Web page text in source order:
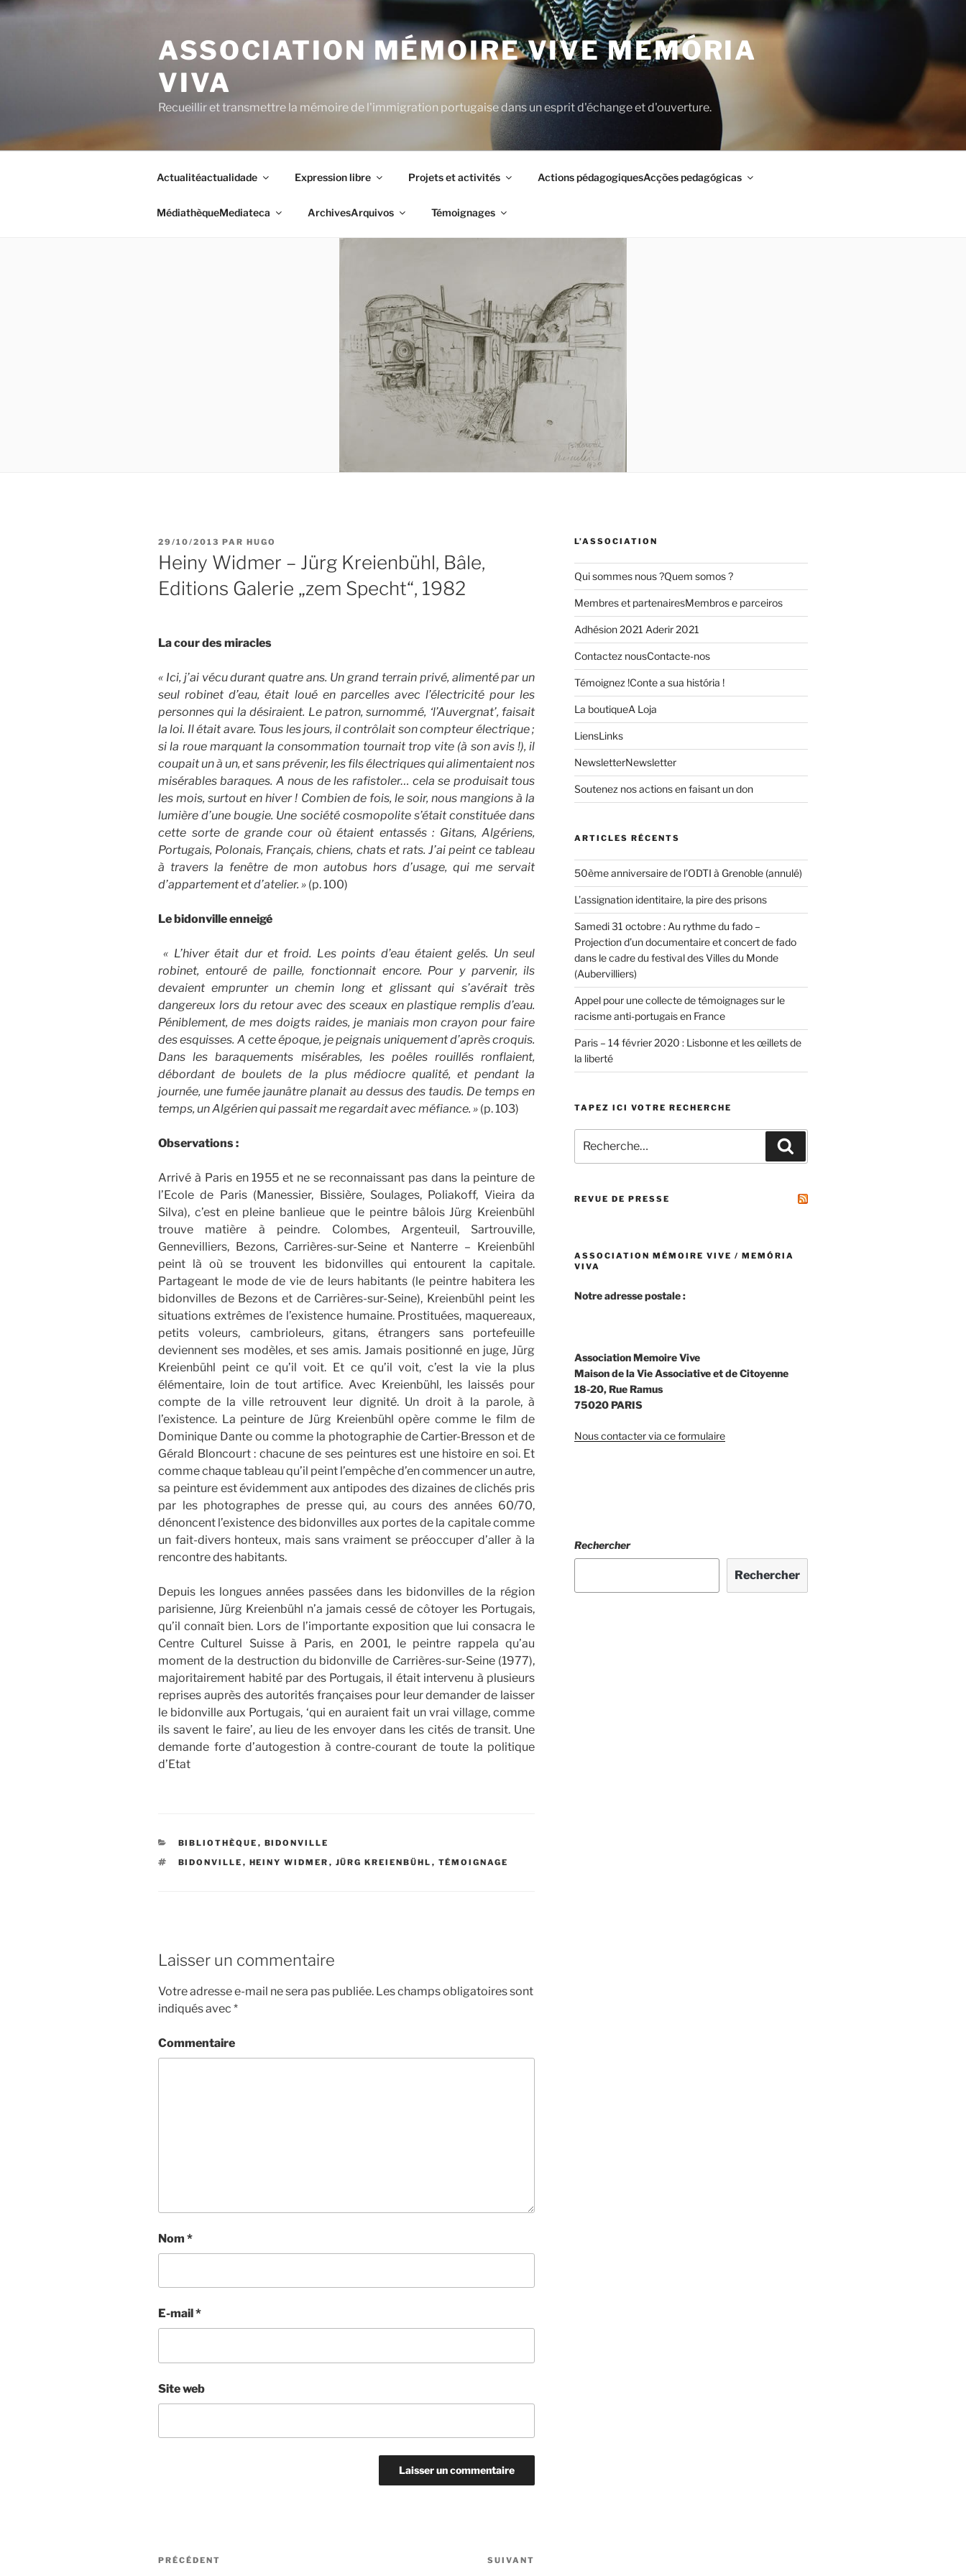
Aller
ASSOCIATION MÉMOIRE VIVE MEMÓRIA
VIVA
Recueillir et transmettre la mémoire de l'immigration portugaise dans un esprit d'échange et d'ouverture.
Actualitéactualidade Expression libre Projets et activités Actions pédagogiques​Acções pedagógicas​
MédiathèqueMediateca ArchivesArquivos Témoignages
PUBLIÉ
LE
29/10/2013 PAR HUGO
Heiny Widmer – Jürg Kreienbühl, Bâle,
Editions Galerie „zem Specht“, 1982
La cour des miracles
« Ici, j’ai vécu durant quatre ans. Un grand terrain privé, alimenté par un
seul robinet d’eau, était loué en parcelles avec l’électricité pour les
personnes qui la désiraient. Le patron, surnommé, ‘l’Auvergnat’, faisait
la loi. Il était avare. Tous les jours, il contrôlait son compteur électrique ;
si la roue marquant la consommation tournait trop vite (à son avis !), il
coupait un à un, et sans prévenir, les fils électriques qui alimentaient nos
misérables baraques. A nous de les rafistoler… cela se produisait tous
les mois, surtout en hiver ! Combien de fois, le soir, nous mangions à la
lumière d’une bougie. Une société cosmopolite s’était constituée dans
cette sorte de grande cour où étaient entassés : Gitans, Algériens,
Portugais, Polonais, Français, chiens, chats et rats. J’ai peint ce tableau
à travers la fenêtre de mon autobus hors d’usage, qui me servait
d’appartement et d’atelier. » (p. 100)
Le bidonville enneigé
« L’hiver était dur et froid. Les points d’eau étaient gelés. Un seul
robinet, entouré de paille, fonctionnait encore. Pour y parvenir, ils
devaient emprunter un chemin long et glissant qui s’avérait très
dangereux lors du retour avec des sceaux en plastique remplis d’eau.
Péniblement, de mes doigts raides, je maniais mon crayon pour faire
des esquisses. A cette époque, je peignais uniquement d’après croquis.
Dans les baraquements misérables, les poêles rouillés ronflaient,
débordant de boulets de la plus médiocre qualité, et pendant la
journée, une fumée jaunâtre planait au dessus des taudis. De temps en
temps, un Algérien qui passait me regardait avec méfiance. » (p. 103)
Observations :
Arrivé à Paris en 1955 et ne se reconnaissant pas dans la peinture de
l’Ecole de Paris (Manessier, Bissière, Soulages, Poliakoff, Vieira da
Silva), c’est en pleine banlieue que le peintre bâlois Jürg Kreienbühl
trouve matière à peindre. Colombes, Argenteuil, Sartrouville,
Gennevilliers, Bezons, Carrières-sur-Seine et Nanterre – Kreienbühl
peint là où se trouvent les bidonvilles qui entourent la capitale.
Partageant le mode de vie de leurs habitants (le peintre habitera les
bidonvilles de Bezons et de Carrières-sur-Seine), Kreienbühl peint les
situations extrêmes de l’existence humaine. Prostituées, maquereaux,
petits voleurs, cambrioleurs, gitans, étrangers sans portefeuille
deviennent ses modèles, et ses amis. Jamais positionné en juge, Jürg
Kreienbühl peint ce qu’il voit. Et ce qu’il voit, c’est la vie la plus
élémentaire, loin de tout artifice. Avec Kreienbühl, les laissés pour
compte de la ville retrouvent leur dignité. Un droit à la parole, à
l’existence. La peinture de Jürg Kreienbühl opère comme le film de
Dominique Dante ou comme la photographie de Cartier-Bresson et de
Gérald Bloncourt : chacune de ses peintures est une histoire en soi. Et
comme chaque tableau qu’il peint l’empêche d’en commencer un autre,
sa peinture est évidemment aux antipodes des dizaines de clichés pris
par les photographes de presse qui, au cours des années 60/70,
dénoncent l’existence des bidonvilles aux portes de la capitale comme
un fait-divers honteux, mais sans vraiment se préoccuper d’aller à la
rencontre des habitants.
Depuis les longues années passées dans les bidonvilles de la région
parisienne, Jürg Kreienbühl n’a jamais cessé de côtoyer les Portugais,
qu’il connaît bien. Lors de l’importante exposition que lui consacra le
Centre Culturel Suisse à Paris, en 2001, le peintre rappela qu’au
moment de la destruction du bidonville de Carrières-sur-Seine (1977),
majoritairement habité par des Portugais, il était intervenu à plusieurs
reprises auprès des autorités françaises pour leur demander de laisser
le bidonville aux Portugais, ‘qui en auraient fait un vrai village, comme
ils savent le faire’, au lieu de les envoyer dans les cités de transit. Une
demande forte d’autogestion à contre-courant de toute la politique
d’Etat
CATÉGORIES
BIBLIOTHÈQUE , BIDONVILLE
ÉTIQUETTES
BIDONVILLE , HEINY WIDMER , JÜRG KREIENBÜHL , TÉMOIGNAGE
Laisser un commentaire
Votre adresse e-mail ne sera pas publiée. Les champs obligatoires sont
indiqués avec *
Commentaire
Nom *
E-mail *
Site web
Navigation
Article
PRÉCÉDENT SUIVANT
L’ASSOCIATION
Qui sommes nous ?Quem somos ?
Membres et partenairesMembros e parceiros
Adhésion 2021 Aderir 2021
Contactez nousContacte-nos
Témoignez !Conte a sua história !
La boutiqueA Loja
LiensLinks
NewsletterNewsletter
Soutenez nos actions en faisant un don
ARTICLES RÉCENTS
50ème anniversaire de l’ODTI à Grenoble (annulé)
L’assignation identitaire, la pire des prisons
Samedi 31 octobre : Au rythme du fado –
Projection d’un documentaire et concert de fado
dans le cadre du festival des Villes du Monde
(Aubervilliers)
Appel pour une collecte de témoignages sur le
racisme anti-portugais en France
Paris – 14 février 2020 : Lisbonne et les œillets de
la liberté
TAPEZ ICI VOTRE RECHERCHE
pour
:
REVUE DE PRESSE
ASSOCIATION MÉMOIRE VIVE / MEMÓRIA
VIVA
Notre adresse postale :
Association Memoire Vive
Maison de la Vie Associative et de Citoyenne
18-20, Rue Ramus
75020 PARIS
Nous contacter via ce formulaire
Rechercher
Rechercher